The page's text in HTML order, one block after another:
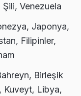
Venezuela
Japonya,
Filipinler,
Birleşik
Kuveyt, Libya,